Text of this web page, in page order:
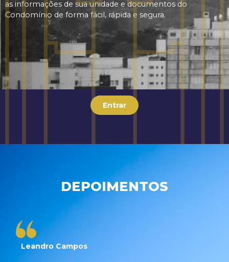
as informações de sua unidade e documentos do
Condomínio de forma fácil, rápida e segura.
Entrar
DEPOIMENTOS
Leandro Campos